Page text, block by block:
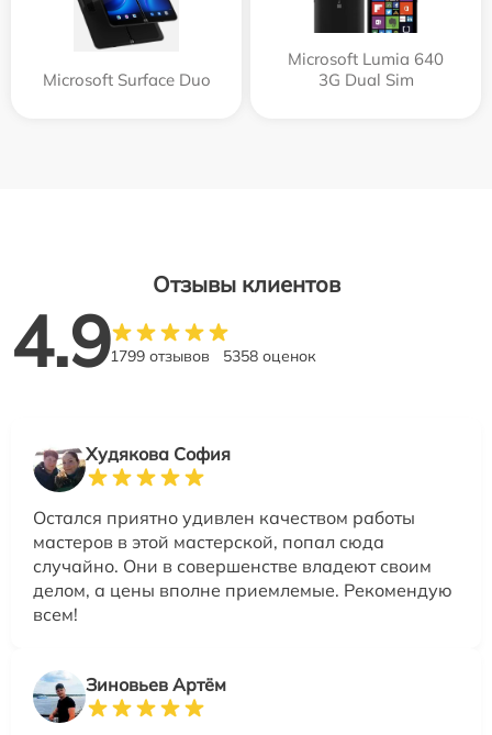
Microsoft Surface Duo
Microsoft Lumia 640
3G Dual Sim
Отзывы клиентов
4.91799 отзывов 5358 оценок
Худякова София
Остался приятно удивлен качеством работы
мастеров в этой мастерской, попал сюда
случайно. Они в совершенстве владеют своим
делом, а цены вполне приемлемые. Рекомендую
всем!
Зиновьев Артём